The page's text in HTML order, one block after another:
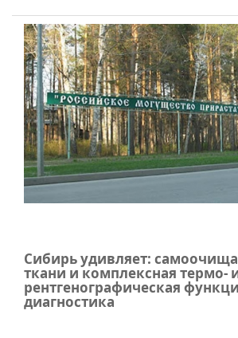
Сибирь удивляет:
ткани и комплексная термо-
рентгенографическая
диагностика